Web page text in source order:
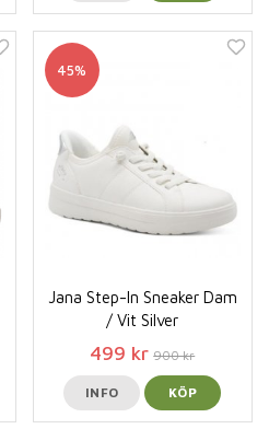
45%
Jana Step-In Sneaker Dam
/ Vit Silver
499 kr 900 kr
INFO KÖP